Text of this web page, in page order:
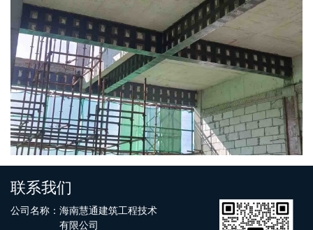
联系我们
公司名称：海南慧通建筑工程技术
有限公司